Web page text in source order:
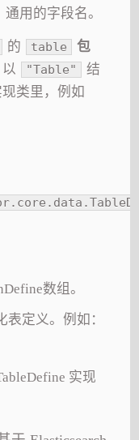
用的字段名。
的 table
包
"Table"
结
类里，例如
数组。
表定义。例如：
实现